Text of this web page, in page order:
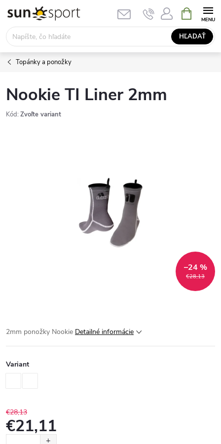
obsah
HĽADAŤ
KOŠÍK
Topánky a ponožky
Nookie TI Liner 2mm
Kód: Zvoľte variant
€28,13
–24 %
2mm ponožky Nookie Detailné informácie
Variant
€28,13
€21,11